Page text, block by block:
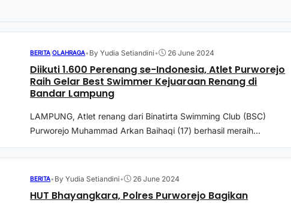
BERITA |OLAHRAGA• By Yudia Setiandini• 26 June 2024
Diikuti 1.600 Perenang se-Indonesia, Atlet Purworejo
Raih Gelar Best Swimmer Kejuaraan Renang di
Bandar Lampung
LAMPUNG, Atlet renang dari Binatirta Swimming Club (BSC)
Purworejo Muhammad Arkan Baihaqi (17) berhasil meraih...
BERITA• By Yudia Setiandini• 26 June 2024
HUT Bhayangkara, Polres Purworejo Bagikan